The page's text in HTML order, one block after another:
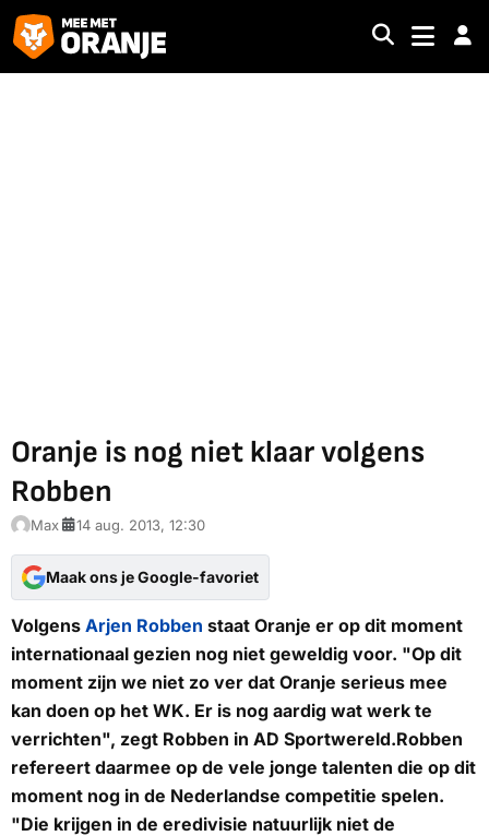
Oranje is nog niet klaar volgens
Robben
Max 14 aug. 2013, 12:30
Maak ons je Google-favoriet
Volgens Arjen Robben staat Oranje er op dit moment
internationaal gezien nog niet geweldig voor. "Op dit
moment zijn we niet zo ver dat Oranje serieus mee
kan doen op het WK. Er is nog aardig wat werk te
verrichten", zegt Robben in AD Sportwereld.Robben
refereert daarmee op de vele jonge talenten die op dit
moment nog in de Nederlandse competitie spelen.
"Die krijgen in de eredivisie natuurlijk niet de